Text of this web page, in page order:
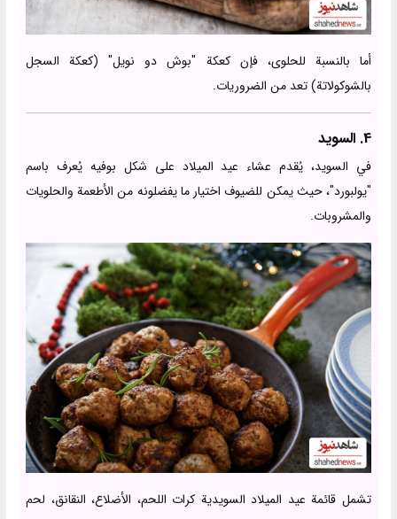
أما بالنسبة للحلوى، فإن كعكة "بوش دو نويل" (كعكة السجل
بالشوكولاتة) تعد من الضروريات.
4. السويد
في السويد، يُقدم عشاء عيد الميلاد على شكل بوفيه يُعرف باسم
"يولبورد"، حيث يمكن للضيوف اختيار ما يفضلونه من الأطعمة والحلويات
والمشروبات.
تشمل قائمة عيد الميلاد السويدية كرات اللحم، الأضلاع، النقانق، لحم